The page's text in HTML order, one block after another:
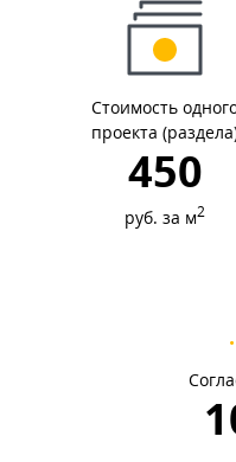
Стоимость
проекта
450
руб. за м2